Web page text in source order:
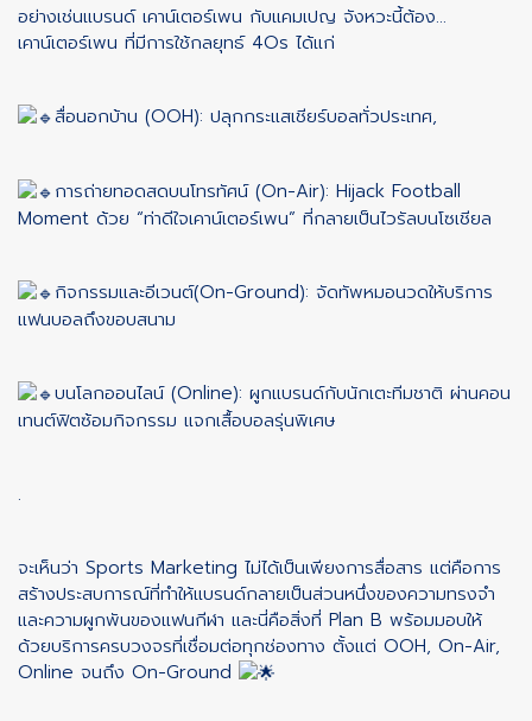
อย่างเช่นแบรนด์ เคาน์เตอร์เพน กับแคมเปญ จังหวะนี้ต้อง…
เคาน์เตอร์เพน ที่มีการใช้กลยุทธ์ 4Os ได้แก่
สื่อนอกบ้าน (OOH): ปลุกกระแสเชียร์บอลทั่วประเทศ,
การถ่ายทอดสดบนโทรทัศน์ (On-Air): Hijack Football
Moment ด้วย “ท่าดีใจเคาน์เตอร์เพน” ที่กลายเป็นไวรัลบนโซเชียล
กิจกรรมและอีเวนต์(On-Ground): จัดทัพหมอนวดให้บริการ
แฟนบอลถึงขอบสนาม
บนโลกออนไลน์ (Online): ผูกแบรนด์กับนักเตะทีมชาติ ผ่านคอน
เทนต์ฟิตซ้อมกิจกรรม แจกเสื้อบอลรุ่นพิเศษ
.
จะเห็นว่า Sports Marketing ไม่ได้เป็นเพียงการสื่อสาร แต่คือการ
สร้างประสบการณ์ที่ทำให้แบรนด์กลายเป็นส่วนหนึ่งของความทรงจำ
และความผูกพันของแฟนกีฬา และนี่คือสิ่งที่ Plan B พร้อมมอบให้
ด้วยบริการครบวงจรที่เชื่อมต่อทุกช่องทาง ตั้งแต่ OOH, On-Air,
Online จนถึง On-Ground